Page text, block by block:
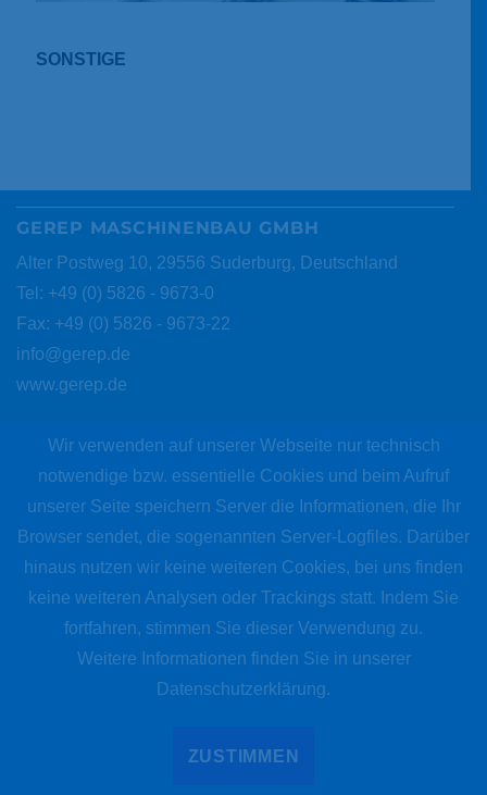
SONSTIGE
Wir verwenden auf unserer Webseite nur technisch
notwendige bzw. essentielle Cookies und beim Aufruf
unserer Seite speichern Server die Informationen, die Ihr
Browser sendet, die sogenannten Server-Logfiles. Darüber
hinaus nutzen wir keine weiteren Cookies, bei uns finden
keine weiteren Analysen oder Trackings statt. Indem Sie
fortfahren, stimmen Sie dieser Verwendung zu.
Weitere Informationen finden Sie in unserer
Datenschutzerklärung.
ZUSTIMMEN
GEREP MASCHINENBAU GMBH
Alter Postweg 10, 29556 Suderburg, Deutschland
Tel: +49 (0) 5826 - 9673-0
Fax: +49 (0) 5826 - 9673-22
info@gerep.de
www.gerep.de
IMPRESSUM
DATENSCHUTZERKLÄRUNG
SUCHMASCHINE
Suchen
Copyright © 2026 GEREP Maschinenbau GmbH |